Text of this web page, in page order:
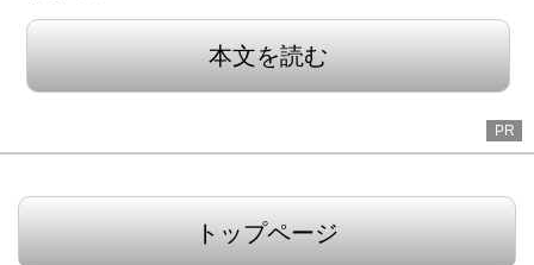
本文を読む
PR
トップページ